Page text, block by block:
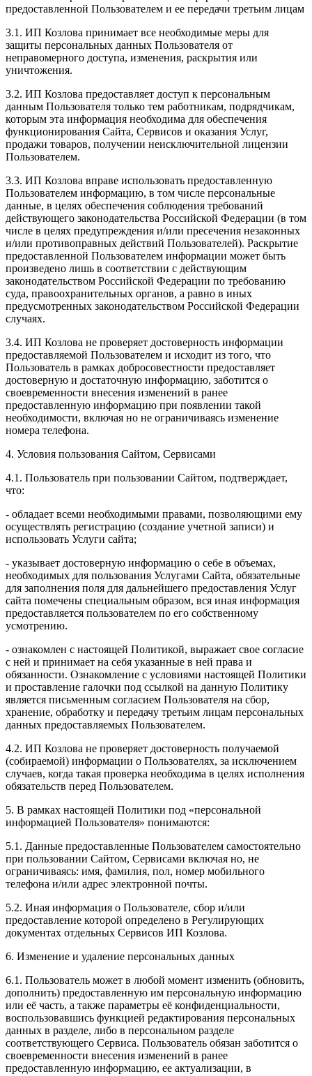
предоставленной Пользователем и ее передачи третьим лицам
3.1. ИП Козлова принимает все необходимые меры для
защиты персональных данных Пользователя от
неправомерного доступа, изменения, раскрытия или
уничтожения.
3.2. ИП Козлова предоставляет доступ к персональным
данным Пользователя только тем работникам, подрядчикам,
которым эта информация необходима для обеспечения
функционирования Сайта, Сервисов и оказания Услуг,
продажи товаров, получении неисключительной лицензии
Пользователем.
3.3. ИП Козлова вправе использовать предоставленную
Пользователем информацию, в том числе персональные
данные, в целях обеспечения соблюдения требований
действующего законодательства Российской Федерации (в том
числе в целях предупреждения и/или пресечения незаконных
и/или противоправных действий Пользователей). Раскрытие
предоставленной Пользователем информации может быть
произведено лишь в соответствии с действующим
законодательством Российской Федерации по требованию
суда, правоохранительных органов, а равно в иных
предусмотренных законодательством Российской Федерации
случаях.
3.4. ИП Козлова не проверяет достоверность информации
предоставляемой Пользователем и исходит из того, что
Пользователь в рамках добросовестности предоставляет
достоверную и достаточную информацию, заботится о
своевременности внесения изменений в ранее
предоставленную информацию при появлении такой
необходимости, включая но не ограничиваясь изменение
номера телефона.
4. Условия пользования Сайтом, Сервисами
4.1. Пользователь при пользовании Сайтом, подтверждает,
что:
- обладает всеми необходимыми правами, позволяющими ему
осуществлять регистрацию (создание учетной записи) и
использовать Услуги сайта;
- указывает достоверную информацию о себе в объемах,
необходимых для пользования Услугами Сайта, обязательные
для заполнения поля для дальнейшего предоставления Услуг
сайта помечены специальным образом, вся иная информация
предоставляется пользователем по его собственному
усмотрению.
- ознакомлен с настоящей Политикой, выражает свое согласие
с ней и принимает на себя указанные в ней права и
обязанности. Ознакомление с условиями настоящей Политики
и проставление галочки под ссылкой на данную Политику
является письменным согласием Пользователя на сбор,
хранение, обработку и передачу третьим лицам персональных
данных предоставляемых Пользователем.
4.2. ИП Козлова не проверяет достоверность получаемой
(собираемой) информации о Пользователях, за исключением
случаев, когда такая проверка необходима в целях исполнения
обязательств перед Пользователем.
5. В рамках настоящей Политики под «персональной
информацией Пользователя» понимаются:
5.1. Данные предоставленные Пользователем самостоятельно
при пользовании Сайтом, Сервисами включая но, не
ограничиваясь: имя, фамилия, пол, номер мобильного
телефона и/или адрес электронной почты.
5.2. Иная информация о Пользователе, сбор и/или
предоставление которой определено в Регулирующих
документах отдельных Сервисов ИП Козлова.
6. Изменение и удаление персональных данных
6.1. Пользователь может в любой момент изменить (обновить,
дополнить) предоставленную им персональную информацию
или её часть, а также параметры её конфиденциальности,
воспользовавшись функцией редактирования персональных
данных в разделе, либо в персональном разделе
соответствующего Сервиса. Пользователь обязан заботится о
своевременности внесения изменений в ранее
предоставленную информацию, ее актуализации, в